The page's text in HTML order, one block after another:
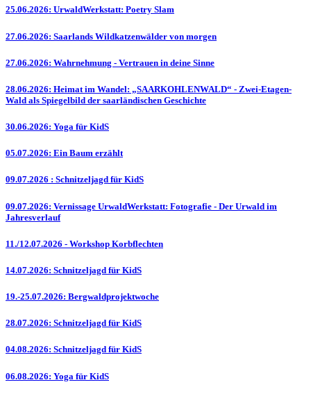
25.06.2026: UrwaldWerkstatt: Poetry Slam
27.06.2026: Saarlands Wildkatzenwälder von morgen
27.06.2026: Wahrnehmung - Vertrauen in deine Sinne
28.06.2026: Heimat im Wandel: „SAARKOHLENWALD“ - Zwei-Etagen-
Wald als Spiegelbild der saarländischen Geschichte
30.06.2026: Yoga für KidS
05.07.2026: Ein Baum erzählt
09.07.2026 : Schnitzeljagd für KidS
09.07.2026: Vernissage UrwaldWerkstatt: Fotografie - Der Urwald im
Jahresverlauf
11./12.07.2026 - Workshop Korbflechten
14.07.2026: Schnitzeljagd für KidS
19.-25.07.2026: Bergwaldprojektwoche
28.07.2026: Schnitzeljagd für KidS
04.08.2026: Schnitzeljagd für KidS
06.08.2026: Yoga für KidS